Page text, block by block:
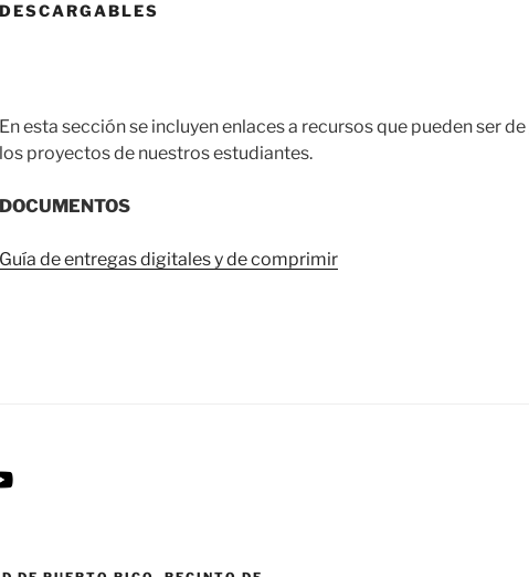
DESCARGABLES
En esta sección se incluyen enlaces a recursos que pueden ser
los proyectos de nuestros estudiantes.
DOCUMENTOS
Guía de entregas digitales y de comprimir